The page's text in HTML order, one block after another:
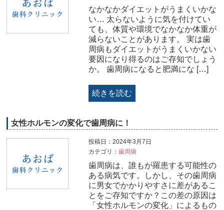
なかなかダイエットがうまくいかな
い… 太らないように気を付けてい
ても、体質や環境でなかなか体重が
減らないことがあります。 実は歯
周病もダイエットがうまくいかない
要因になり得るのはご存知でしょう
か。 歯周病になると肥満にな […]
続きを読む
女性ホルモンの変化で歯周病に！
投稿日：2024年3月7日
カテゴリ： 歯周病
歯周病は、誰もが羅患する可能性の
ある病気です。しかし、その歯周病
に男女でかかりやすさに差があるこ
とをご存知ですか？この差の原因は
「女性ホルモンの変化」によるもの